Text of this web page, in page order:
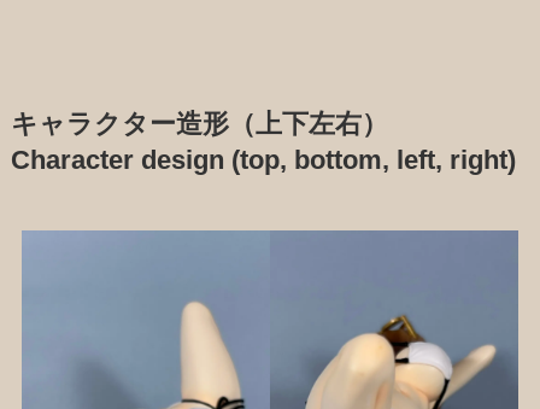
キャラクター造形（上下左右）
Character design (top, bottom, left, right)